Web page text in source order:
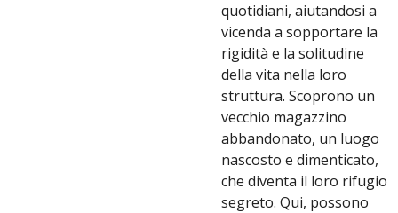
quotidiani, aiutandosi a
vicenda a sopportare la
rigidità e la solitudine
della vita nella loro
struttura. Scoprono un
vecchio magazzino
abbandonato, un luogo
nascosto e dimenticato,
che diventa il loro rifugio
segreto. Qui, possono